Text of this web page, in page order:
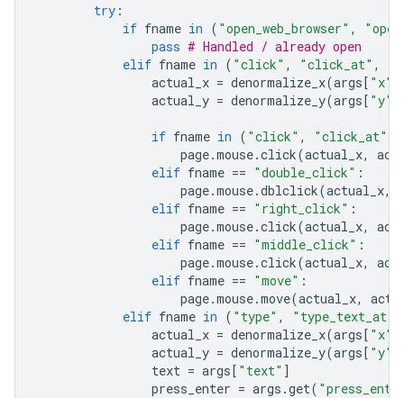
try :
if fname in ( "open_web_browser" ,
pass # Handled / already open
elif fname in ( "click" , "click_at" ,
actual_x = denormalize_x(args[ "x"
actual_y = denormalize_y(args[ "y"
if fname in ( "click" , "click_at"
page.mouse.click(actual_x,
elif fname == "double_click" :
page.mouse.dblclick(actual_x,
elif fname == "right_click" :
page.mouse.click(actual_x,
elif fname == "middle_click" :
page.mouse.click(actual_x,
elif fname == "move" :
page.mouse.move(actual_x,
elif fname in ( "type" , "type_text_at"
actual_x = denormalize_x(args[ "x"
actual_y = denormalize_y(args[ "y"
text = args[ "text" ]
press_enter = args .get(